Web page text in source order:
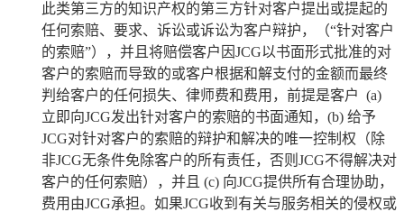
此类第三方的知识产权的第三方针对客户提出或提起的
任何索赔、要求、诉讼或诉讼为客户辩护，（“针对客户
的索赔”），并且将赔偿客户因JCG以书面形式批准的对
客户的索赔而导致的或客户根据和解支付的金额而最终
判给客户的任何损失、律师费和费用，前提是客户 (a)
立即向JCG发出针对客户的索赔的书面通知， (b) 给予
JCG对针对客户的索赔的辩护和解决的唯一控制权（除
非JCG无条件免除客户的所有责任，否则 JCG不得解决对
客户的任何索赔），并且 (c) 向JCG提供所有合理协助，
费用由JCG承担。如果JCG收到有关与服务相关的侵权或